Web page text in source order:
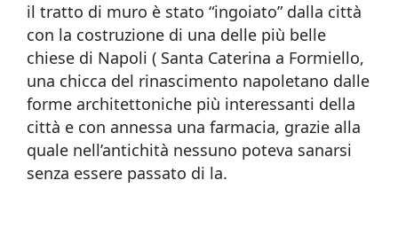
il tratto di muro è stato “ingoiato” dalla città
con la costruzione di una delle più belle
chiese di Napoli ( Santa Caterina a Formiello,
una chicca del rinascimento napoletano dalle
forme architettoniche più interessanti della
città e con annessa una farmacia, grazie alla
quale nell’antichità nessuno poteva sanarsi
senza essere passato di la.